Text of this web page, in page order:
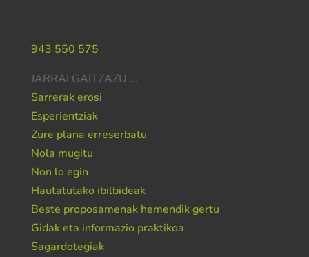
943 550 575
JARRAI GAITZAZU …
Sarrerak erosi
Esperientziak
Zure plana erreserbatu
Nola mugitu
Non lo egin
Hautatutako ibilbideak
Beste proposamenak hemendik gertu
Gidak eta informazio praktikoa
Sagardotegiak